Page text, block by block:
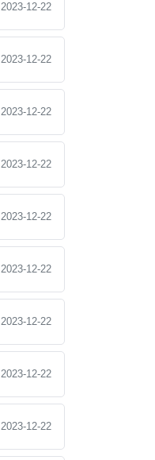
2023-12-22
2023-12-22
2023-12-22
2023-12-22
2023-12-22
2023-12-22
2023-12-22
2023-12-22
2023-12-22